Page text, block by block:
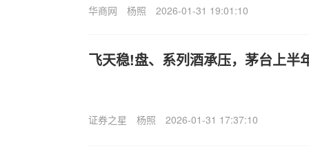
华商网 杨照 2026-01-31 19:01:10
飞天稳!盘、系列酒承压，茅台上半
证券之星 杨照 2026-01-31 17:37:10